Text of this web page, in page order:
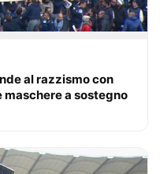
al razzismo con
maschere a sostegno